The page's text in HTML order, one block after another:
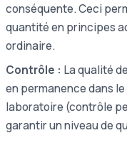
conséquente. Ceci
quantité en principes
ordinaire.
Contrôle : La qualité
en permanence dans
laboratoire (contrôle
garantir un niveau de